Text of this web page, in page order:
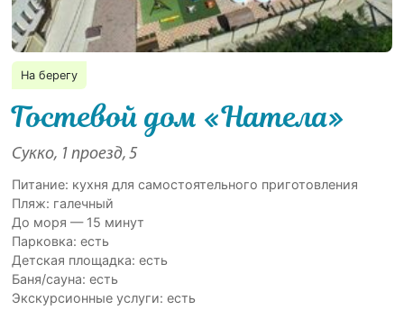
На берегу
Гостевой дом «Натела»
Сукко, 1 проезд, 5
Питание: кухня для самостоятельного приготовления
Пляж: галечный
До моря — 15 минут
Парковка: есть
Детская площадка: есть
Баня/сауна: есть
Экскурсионные услуги: есть